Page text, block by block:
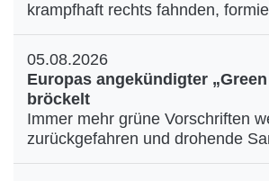
krampfhaft rechts fahnden,
05.08.2026
Europas angekündigter „Green
bröckelt
Immer mehr grüne Vorschriften
zurückgefahren und drohende